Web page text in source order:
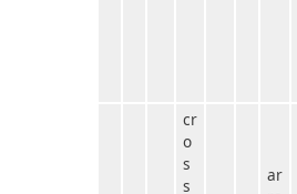
cr
o
s
s
ar